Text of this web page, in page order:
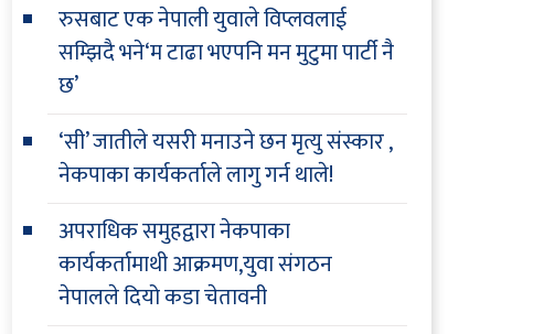
रुसबाट एक नेपाली युवाले विप्लवलाई
सम्झिदै भने‘म टाढा भएपनि मन मुटुमा पार्टी नै
छ’
‘सी’ जातीले यसरी मनाउने छन मृत्यु संस्कार ,
नेकपाका कार्यकर्ताले लागु गर्न थाले!
अपराधिक समुहद्वारा नेकपाका
कार्यकर्तामाथी आक्रमण,युवा संगठन
नेपालले दियो कडा चेतावनी